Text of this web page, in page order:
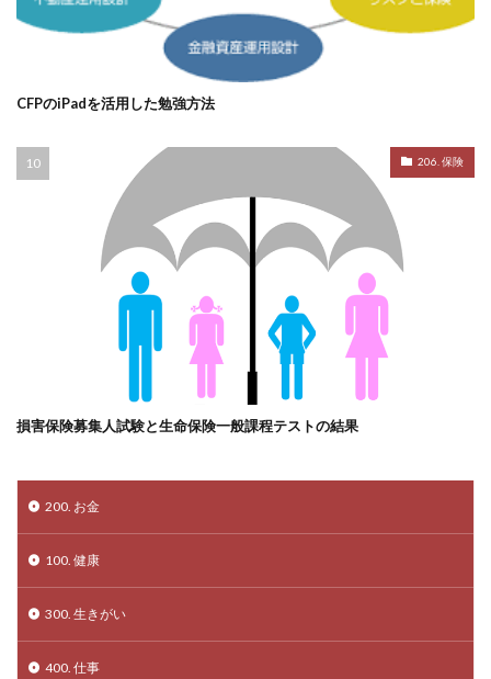
CFPのiPadを活用した勉強方法
206. 保険
損害保険募集人試験と生命保険一般課程テストの結果
200. お金
100. 健康
300. 生きがい
400. 仕事